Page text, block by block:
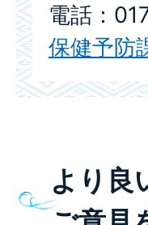
電話：
保健予防
より良